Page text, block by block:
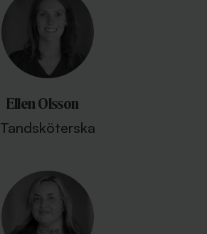
Ellen Olsson
Tandsköterska